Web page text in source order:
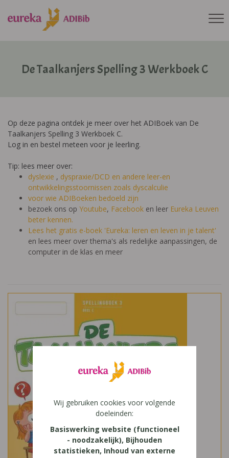
De Taalkanjers Spelling 3 Werkboek C
Op deze pagina ontdek je meer over het ADIBoek van De
Taalkanjers Spelling 3 Werkboek C.
Log in en bestel meteen voor je leerling.
Tip: lees meer over:
dyslexie , dyspraxie/DCD en andere leer-en
ontwikkelingsstoornissen zoals dyscalculie
voor wie ADIBoeken bedoeld zijn
bezoek ons op Youtube, Facebook en leer Eureka Leuven
beter kennen.
Lees het gratis e-boek 'Eureka: leren en leven in je talent'
en lees meer over thema's als redelijke aanpassingen, de
computer in de klas en meer
Wij gebruiken cookies voor volgende
doeleinden:
Basiswerking website (functioneel
- noodzakelijk), Bijhouden
statistieken, Inhoud van externe